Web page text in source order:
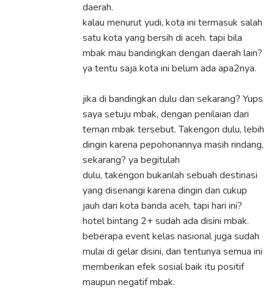
daerah.
kalau menurut yudi, kota ini termasuk salah
satu kota yang bersih di aceh. tapi bila
mbak mau bandingkan dengan daerah lain?
ya tentu saja kota ini belum ada apa2nya.
jika di bandingkan dulu dan sekarang? Yups
saya setuju mbak, dengan penilaian dari
teman mbak tersebut. Takengon dulu, lebih
dingin karena pepohonannya masih rindang,
sekarang? ya begitulah
dulu, takengon bukanlah sebuah destinasi
yang disenangi karena dingin dan cukup
jauh dari kota banda aceh, tapi hari ini?
hotel bintang 2+ sudah ada disini mbak.
beberapa event kelas nasional juga sudah
mulai di gelar disini, dan tentunya semua ini
memberikan efek sosial baik itu positif
maupun negatif mbak.